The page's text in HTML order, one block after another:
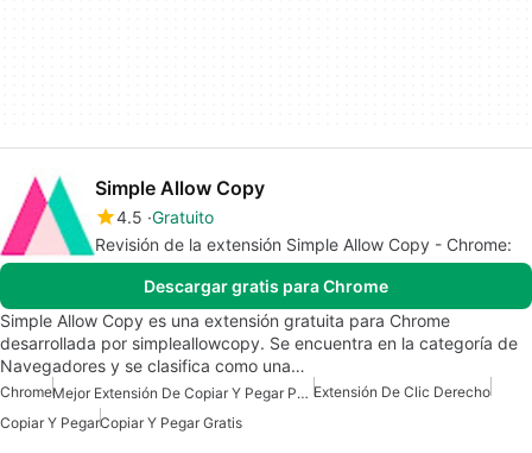
Simple Allow Copy
4.5 Gratuito
Revisión de la extensión Simple Allow Copy - Chrome:
Descargar gratis para Chrome
Simple Allow Copy es una extensión gratuita para Chrome
desarrollada por simpleallowcopy. Se encuentra en la categoría de
Navegadores y se clasifica como una…
Chrome Mejor Extensión De Copiar Y Pegar Para Chrome Extensión De Clic Derecho
Copiar Y PegarCopiar Y Pegar Gratis